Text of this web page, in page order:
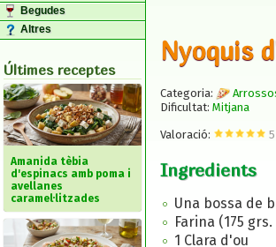
Begudes
Altres
Últimes receptes
Amanida tèbia
d'espinacs amb poma i
avellanes
caramel·litzades
Nyoquis
Categoria:
Dificultat: Mitjana
Valoració: 5
Ingredients
Una bossa de
Farina (175
1 Clara d'ou